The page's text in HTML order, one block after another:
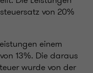
von 20%
einem
13%. Die daraus
wurde von der